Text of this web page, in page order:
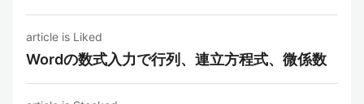
article is Liked
Wordの数式入力で行列、連立方程式、微係数